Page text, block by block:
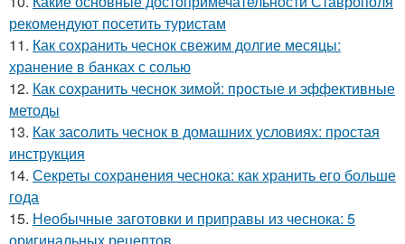
рекомендуют посетить туристам
11. Как сохранить чеснок свежим долгие месяцы:
хранение в банках с солью
12. Как сохранить чеснок зимой: простые и эффективные
методы
13. Как засолить чеснок в домашних условиях: простая
инструкция
14. Секреты сохранения чеснока: как хранить его больше
года
15. Необычные заготовки и приправы из чеснока: 5
оригинальных рецептов